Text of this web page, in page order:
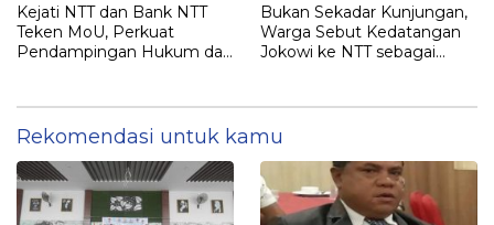
Kejati NTT dan Bank NTT
Teken MoU, Perkuat
Pendampingan Hukum dan
Bukan Sekadar Kunjungan,
Warga Sebut Kedatangan
Jokowi ke NTT sebagai
Rekomendasi untuk kamu